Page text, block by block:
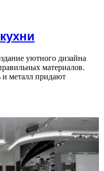
уютного дизайна
материалов.
и металл придают